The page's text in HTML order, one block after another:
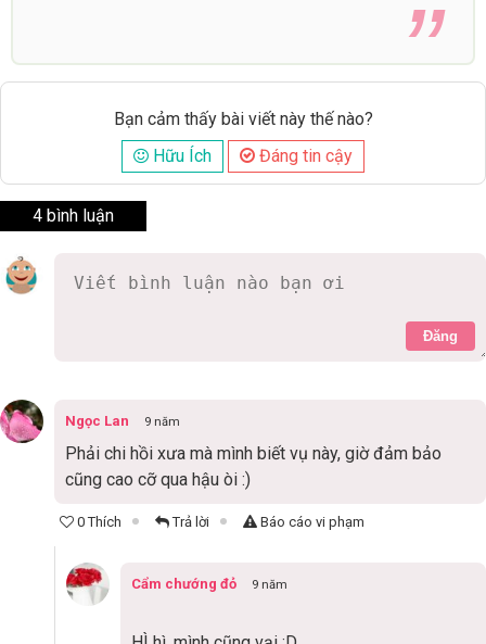
Bạn cảm thấy bài viết này thế nào?
Hữu Ích
Đáng tin cậy
4 bình luận
Đăng
Ngọc Lan 9 năm
Phải chi hồi xưa mà mình biết vụ này, giờ đảm bảo
cũng cao cỡ qua hậu òi :)
0 Thích Trả lời Báo cáo vi phạm
Cẩm chướng đỏ 9 năm